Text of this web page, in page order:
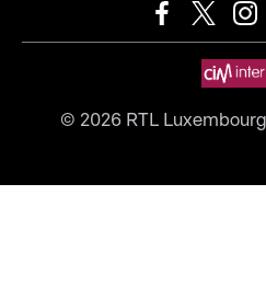
© 2026RTL